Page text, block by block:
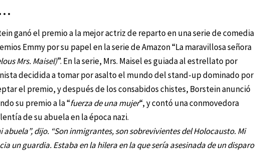
ganó el premio a la mejor actriz de reparto en una serie de comedia
Emmy por su papel en la serie de Amazon “La maravillosa señora
Mrs. Maisel)”. En la serie, Mrs. Maisel es guiada al estrellato por
decidida a tomar por asalto el mundo del stand-up dominado por
el premio, y después de los consabidos chistes, Borstein anunció
su premio a la “fuerza de una mujer“, y contó una conmovedora
de su abuela en la época nazi.
dijo. “Son inmigrantes, son sobrevivientes del Holocausto. Mi
un guardia. Estaba en la hilera en la que sería asesinada de un disparo